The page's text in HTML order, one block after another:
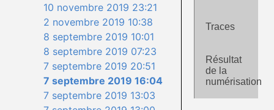
10 novembre 2019 23:21
2 novembre 2019 10:38
8 septembre 2019 10:01
8 septembre 2019 07:23
7 septembre 2019 20:51
7 septembre 2019 16:04
7 septembre 2019 13:03
Traces
Résultat
de la
numérisation